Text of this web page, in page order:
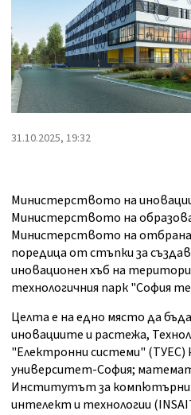
31.10.2025, 19:32
Министерството на
Министерството на
Министерството на
поредица от стъпки за
иновационен хъб на
технологичния парк "София
Целта е на едно място да
иновациите и растежа,
"Електронни системи" (ТУЕС)
университет-София;
Институтът за компютърни
интелект и технологии